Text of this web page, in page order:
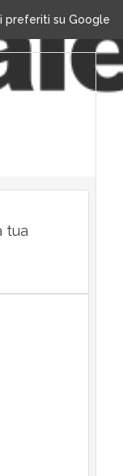
preferiti su Google
tua